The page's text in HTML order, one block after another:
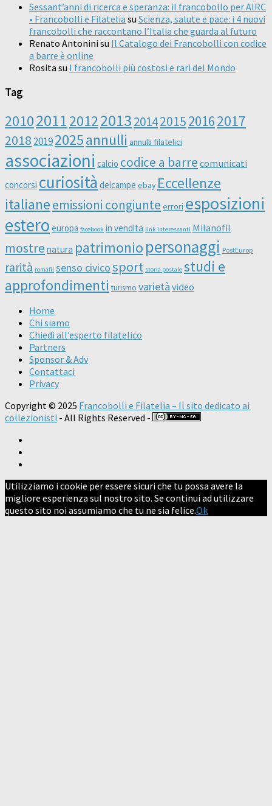
Sessant’anni di ricerca e speranza: il francobollo per AIRC
• Francobolli e Filatelia su Scienza, salute e pace: i 4 nuovi
francobolli che raccontano l’Italia che guarda al futuro
Renato Antonini su Il Catalogo dei Francobolli con codice
a barre è online
Rosita su I francobolli più costosi e rari del Mondo
Tag
20102011201220132014201520162017
2018 20192025annulli annulli filatelici
associazioni calcio codice a barre comunicati
concorsi curiosità delcampe ebay Eccellenze
italianeemissioni congiunte errori esposizioni
estero europa facebook in vendita link interessanti Milanofil
mostre natura patrimonio personaggi PostEurop
rarità romafil senso civicosport storia postale studi e
approfondimenti turismo varietà video
Home
Chi siamo
Chiedi all’esperto filatelico
Partners
Sponsor & Adv
Contattaci
Privacy
Copyright © 2025 Francobolli e Filatelia – Il sito dedicato ai
collezionisti - All Rights Reserved -
Utilizziamo i cookie per essere sicuri che tu possa avere la
migliore esperienza sul nostro sito. Se continui ad utilizzare
questo sito noi assumiamo che tu ne sia felice.Ok